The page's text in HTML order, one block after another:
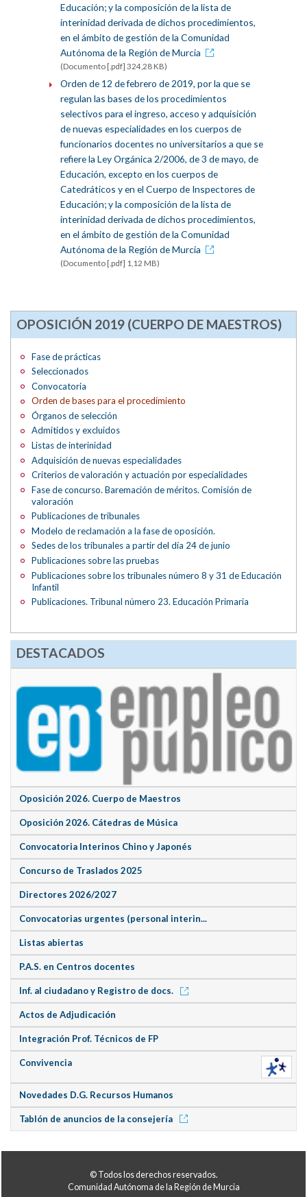
Educación; y la composición de la lista de
interinidad derivada de dichos procedimientos,
en el ámbito de gestión de la Comunidad
Autónoma de la Región de Murcia
(Documento [.pdf] 324,28 KB)
Orden de 12 de febrero de 2019, por la que se
regulan las bases de los procedimientos
selectivos para el ingreso, acceso y adquisición
de nuevas especialidades en los cuerpos de
funcionarios docentes no universitarios a que se
refiere la Ley Orgánica 2/2006, de 3 de mayo, de
Educación, excepto en los cuerpos de
Catedráticos y en el Cuerpo de Inspectores de
Educación; y la composición de la lista de
interinidad derivada de dichos procedimientos,
en el ámbito de gestión de la Comunidad
Autónoma de la Región de Murcia
(Documento [.pdf] 1,12 MB)
OPOSICIÓN 2019 (CUERPO DE MAESTROS)
Fase de prácticas
Seleccionados
Convocatoria
Orden de bases para el procedimiento
Órganos de selección
Admitidos y excluidos
Listas de interinidad
Adquisición de nuevas especialidades
Criterios de valoración y actuación por especialidades
Fase de concurso. Baremación de méritos. Comisión de
valoración
Publicaciones de tribunales
Modelo de reclamación a la fase de oposición.
Sedes de los tribunales a partir del día 24 de junio
Publicaciones sobre las pruebas
Publicaciones sobre los tribunales número 8 y 31 de Educación
Infantil
Publicaciones. Tribunal número 23. Educación Primaria
DESTACADOS
Oposición 2026. Cuerpo de Maestros
Oposición 2026. Cátedras de Música
Convocatoria Interinos Chino y Japonés
Concurso de Traslados 2025
Directores 2026/2027
Convocatorias urgentes (personal interin...
Listas abiertas
P.A.S. en Centros docentes
Inf. al ciudadano y Registro de docs.
Actos de Adjudicación
Integración Prof. Técnicos de FP
Convivencia
Novedades D.G. Recursos Humanos
Tablón de anuncios de la consejería
© Todos los derechos reservados.
Comunidad Autónoma de la Región de Murcia